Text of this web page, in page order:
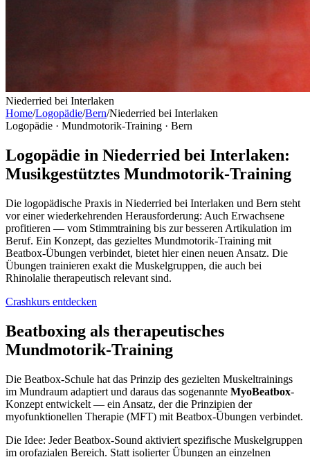
Niederried bei Interlaken
Home/Logopädie/Bern/Niederried bei Interlaken
Logopädie · Mundmotorik-Training · Bern
Logopädie in Niederried bei Interlaken:
Musikgestütztes Mundmotorik-Training
Die logopädische Praxis in Niederried bei Interlaken und Bern steht
vor einer wiederkehrenden Herausforderung: Auch Erwachsene
profitieren — vom Stimmtraining bis zur besseren Artikulation im
Beruf. Ein Konzept, das gezieltes Mundmotorik-Training mit
Beatbox-Übungen verbindet, bietet hier einen neuen Ansatz. Die
Übungen trainieren exakt die Muskelgruppen, die auch bei
Rhinolalie therapeutisch relevant sind.
Crashkurs entdecken
Beatboxing als therapeutisches
Mundmotorik-Training
Die Beatbox-Schule hat das Prinzip des gezielten Muskeltrainings
im Mundraum adaptiert und daraus das sogenannte MyoBeatbox-
Konzept entwickelt — ein Ansatz, der die Prinzipien der
myofunktionellen Therapie (MFT) mit Beatbox-Übungen verbindet.
Die Idee: Jeder Beatbox-Sound aktiviert spezifische Muskelgruppen
im orofazialen Bereich. Statt isolierter Übungen an einzelnen